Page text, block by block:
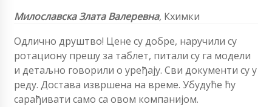
Милославска Злата Валеревна, Кхимки
Одлично друштво! Цене су добре, наручили су
ротациону прешу за таблет, питали су га модели
и детаљно говорили о уређају. Сви документи су у
реду. Достава извршена на време. Убудуће ћу
сарађивати само са овом компанијом.